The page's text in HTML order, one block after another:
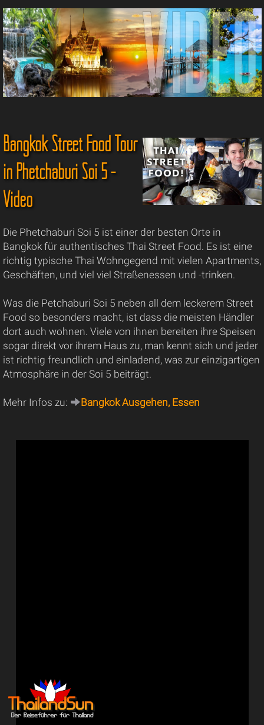
Bangkok Street Food Tour
in Phetchaburi Soi 5 -
Video
Die Phetchaburi Soi 5 ist einer der besten Orte in
Bangkok für authentisches Thai Street Food. Es ist eine
richtig typische Thai Wohngegend mit vielen Apartments,
Geschäften, und viel viel Straßenessen und -trinken.
Was die Petchaburi Soi 5 neben all dem leckerem Street
Food so besonders macht, ist dass die meisten Händler
dort auch wohnen. Viele von ihnen bereiten ihre Speisen
sogar direkt vor ihrem Haus zu, man kennt sich und jeder
ist richtig freundlich und einladend, was zur einzigartigen
Atmosphäre in der Soi 5 beiträgt.
Mehr Infos zu: Bangkok Ausgehen, Essen